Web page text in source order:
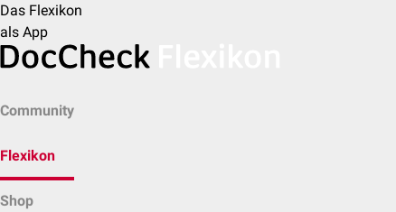
Das Flexikon
als App
Community
Flexikon
Shop